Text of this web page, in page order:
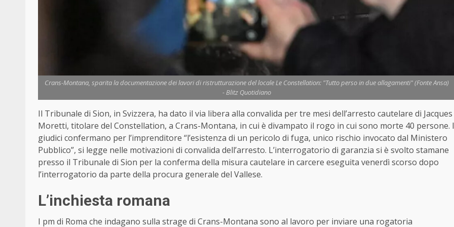
Crans-Montana, sparita la documentazione dei lavori di ristrutturazione del locale Le Constellation: "Tutto perso in due allagamenti" (Fonte Ansa)
- Blitz Quotidiano
Il Tribunale di Sion, in Svizzera, ha dato il via libera alla convalida per tre mesi dell’arresto cautelare di Jacques
Moretti, titolare del Constellation, a Crans-Montana, in cui è divampato il rogo in cui sono morte 40 persone. I
giudici confermano per l’imprenditore “l’esistenza di un pericolo di fuga, unico rischio invocato dal Ministero
Pubblico”, si legge nelle motivazioni di convalida dell’arresto. L’interrogatorio di garanzia si è svolto stamane
presso il Tribunale di Sion per la conferma della misura cautelare in carcere eseguita venerdì scorso dopo
l’interrogatorio da parte della procura generale del Vallese.
L’inchiesta romana
I pm di Roma che indagano sulla strage di Crans-Montana sono al lavoro per inviare una rogatoria